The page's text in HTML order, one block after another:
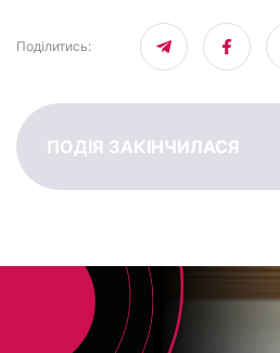
Поділитись:
ПОДІЯ ЗАКІНЧИЛАСЯ